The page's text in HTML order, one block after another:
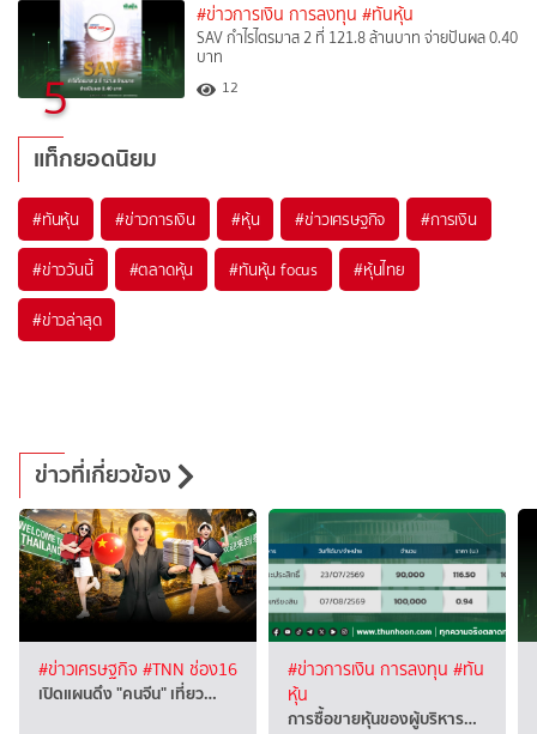
5
#ข่าวการเงิน การลงทุน #ทันหุ้น
SAV กำไรไตรมาส 2 ที่ 121.8 ล้านบาท จ่ายปันผล 0.40
บาท
12
แท็กยอดนิยม
#ทันหุ้น #ข่าวการเงิน #หุ้น #ข่าวเศรษฐกิจ #การเงิน
#ข่าววันนี้ #ตลาดหุ้น #ทันหุ้น focus #หุ้นไทย
#ข่าวล่าสุด
ข่าวที่เกี่ยวข้อง
#ข่าวเศรษฐกิจ #TNN ช่อง16
เปิดแผนดึง "คนจีน" เที่ยว…
#ข่าวการเงิน การลงทุน #ทัน
หุ้น
การซื้อขายหุ้นของผู้บริหาร…